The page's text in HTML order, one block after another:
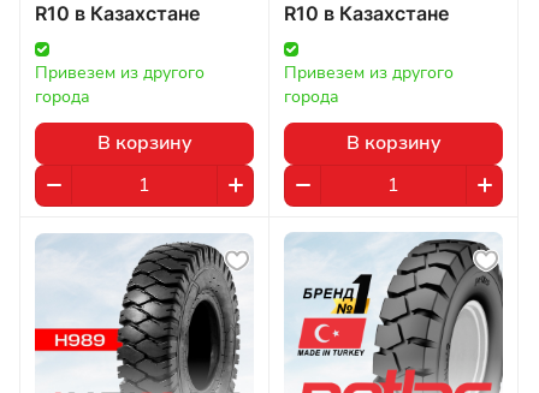
R10 в Казахстане
Привезем из другого
города
В корзину
R10 в Казахстане
Привезем из другого
города
В корзину